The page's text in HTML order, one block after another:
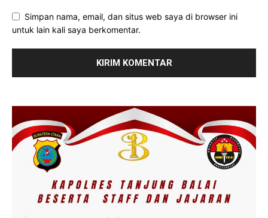
Simpan nama, email, dan situs web saya di browser ini
untuk lain kali saya berkomentar.